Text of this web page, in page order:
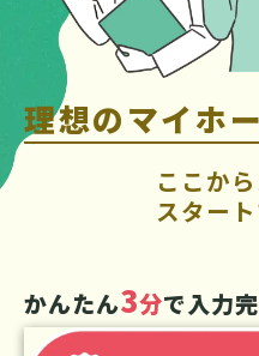
理想のマイホ
ここか
スター
かんたん3分で入力